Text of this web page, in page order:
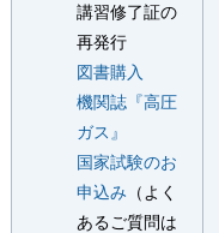
講習修了証の
再発行
図書購入
機関誌『高圧
ガス』
国家試験のお
申込み （よく
あるご質問は